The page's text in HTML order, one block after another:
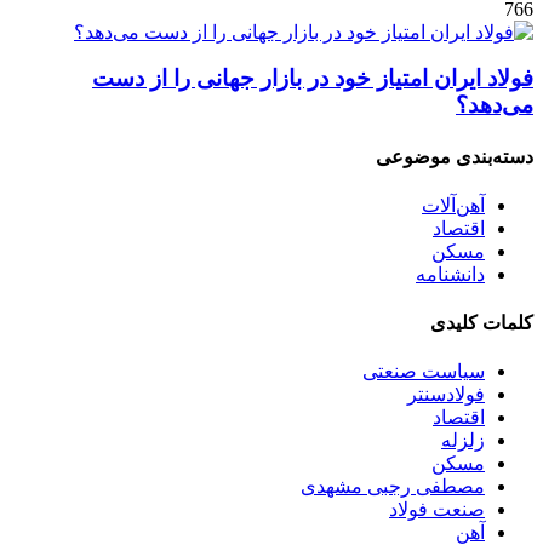
766
فولاد ایران امتیاز خود در بازار جهانی را از دست
می‌دهد؟
دسته‌بندی موضوعی
آهن‌آلات
اقتصاد
مسکن
دانشنامه
کلمات کلیدی
سیاست صنعتی
فولادسنتر
اقتصاد
زلزله
مسکن
مصطفی رجبی مشهدی
صنعت فولاد
آهن